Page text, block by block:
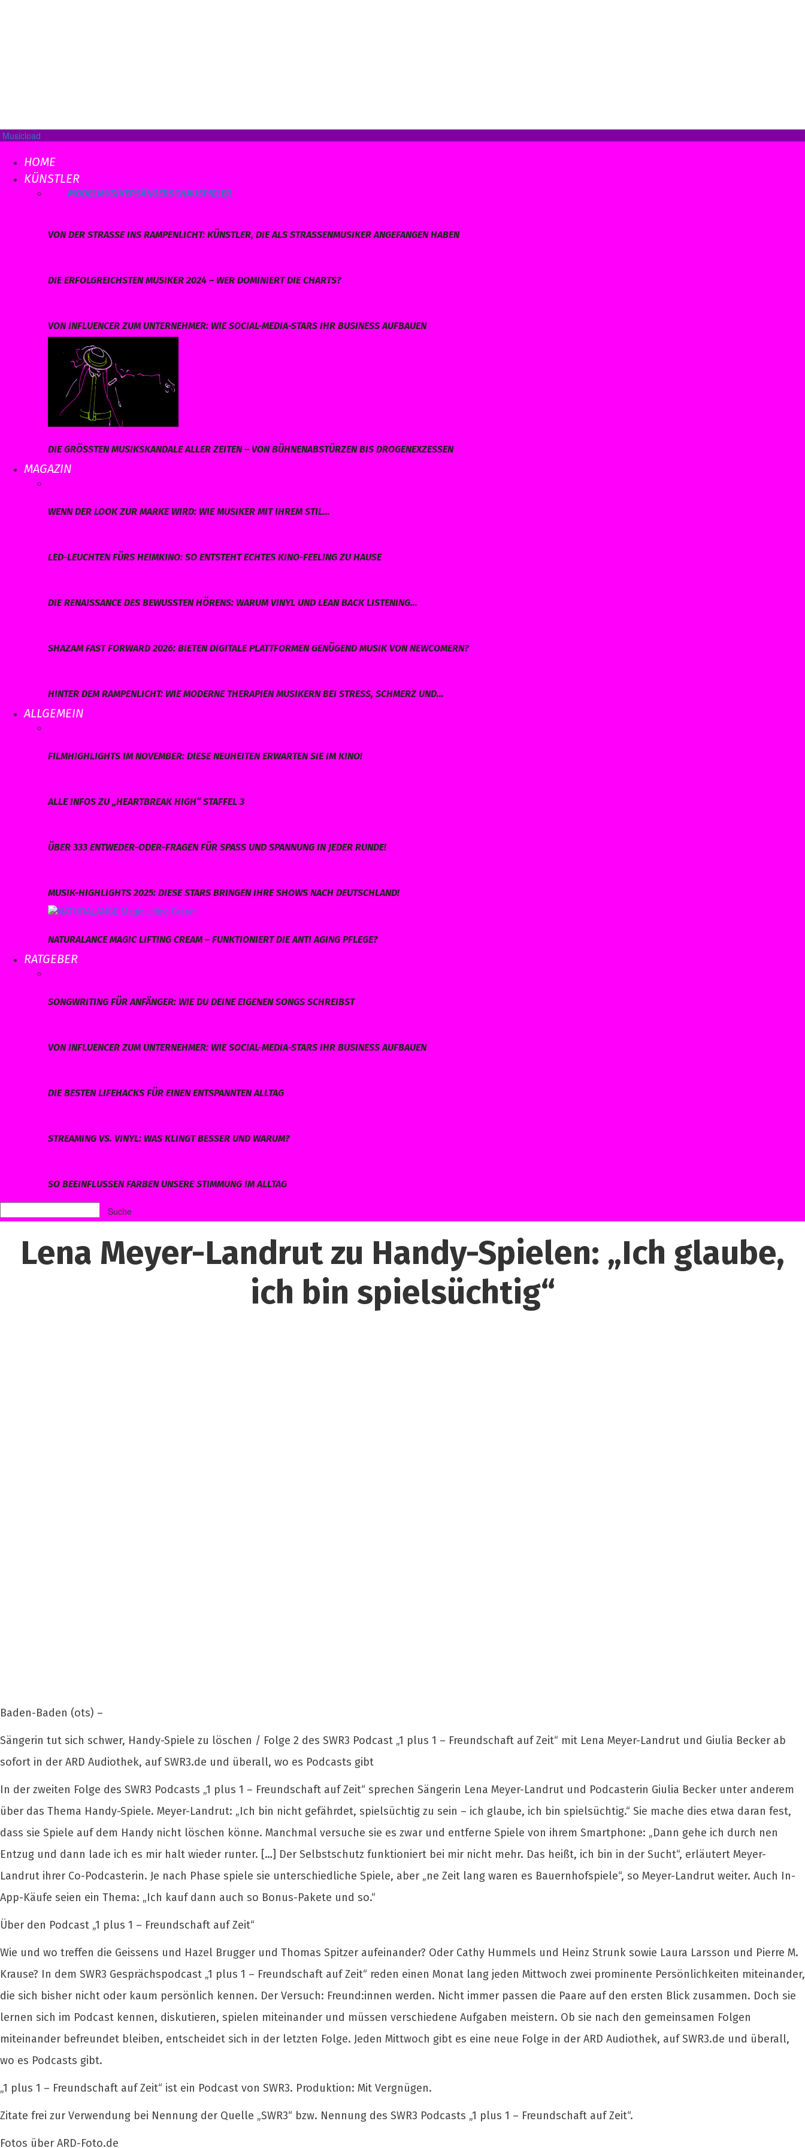
Musicload
HOME
KÜNSTLER
MODELMUSIKERSÄNGERSCHAUSPIELER
VON DER STRASSE INS RAMPENLICHT: KÜNSTLER, DIE ALS STRASSENMUSIKER ANGEFANGEN HABEN
DIE ERFOLGREICHSTEN MUSIKER 2024 – WER DOMINIERT DIE CHARTS?
VON INFLUENCER ZUM UNTERNEHMER: WIE SOCIAL-MEDIA-STARS IHR BUSINESS AUFBAUEN
DIE GRÖSSTEN MUSIKSKANDALE ALLER ZEITEN – VON BÜHNENABSTÜRZEN BIS DROGENEXZESSEN
MAGAZIN
WENN DER LOOK ZUR MARKE WIRD: WIE MUSIKER MIT IHREM STIL…
LED-LEUCHTEN FÜRS HEIMKINO: SO ENTSTEHT ECHTES KINO-FEELING ZU HAUSE
DIE RENAISSANCE DES BEWUSSTEN HÖRENS: WARUM VINYL UND LEAN BACK LISTENING…
SHAZAM FAST FORWARD 2026: BIETEN DIGITALE PLATTFORMEN GENÜGEND MUSIK VON NEWCOMERN?
HINTER DEM RAMPENLICHT: WIE MODERNE THERAPIEN MUSIKERN BEI STRESS, SCHMERZ UND…
ALLGEMEIN
FILMHIGHLIGHTS IM NOVEMBER: DIESE NEUHEITEN ERWARTEN SIE IM KINO!
ALLE INFOS ZU „HEARTBREAK HIGH“ STAFFEL 3
ÜBER 333 ENTWEDER-ODER-FRAGEN FÜR SPASS UND SPANNUNG IN JEDER RUNDE!
MUSIK-HIGHLIGHTS 2025: DIESE STARS BRINGEN IHRE SHOWS NACH DEUTSCHLAND!
NATURALANCE MAGIC LIFTING CREAM – FUNKTIONIERT DIE ANTI AGING PFLEGE?
RATGEBER
SONGWRITING FÜR ANFÄNGER: WIE DU DEINE EIGENEN SONGS SCHREIBST
VON INFLUENCER ZUM UNTERNEHMER: WIE SOCIAL-MEDIA-STARS IHR BUSINESS AUFBAUEN
DIE BESTEN LIFEHACKS FÜR EINEN ENTSPANNTEN ALLTAG
STREAMING VS. VINYL: WAS KLINGT BESSER UND WARUM?
SO BEEINFLUSSEN FARBEN UNSERE STIMMUNG IM ALLTAG
Lena Meyer-Landrut zu Handy-Spielen: „Ich glaube,
ich bin spielsüchtig“
Baden-Baden (ots) –
Sängerin tut sich schwer, Handy-Spiele zu löschen / Folge 2 des SWR3 Podcast „1 plus 1 – Freundschaft auf Zeit“ mit Lena Meyer-Landrut und Giulia Becker ab
sofort in der ARD Audiothek, auf SWR3.de und überall, wo es Podcasts gibt
In der zweiten Folge des SWR3 Podcasts „1 plus 1 – Freundschaft auf Zeit“ sprechen Sängerin Lena Meyer-Landrut und Podcasterin Giulia Becker unter anderem
über das Thema Handy-Spiele. Meyer-Landrut: „Ich bin nicht gefährdet, spielsüchtig zu sein – ich glaube, ich bin spielsüchtig.“ Sie mache dies etwa daran fest,
dass sie Spiele auf dem Handy nicht löschen könne. Manchmal versuche sie es zwar und entferne Spiele von ihrem Smartphone: „Dann gehe ich durch nen
Entzug und dann lade ich es mir halt wieder runter. […] Der Selbstschutz funktioniert bei mir nicht mehr. Das heißt, ich bin in der Sucht“, erläutert Meyer-
Landrut ihrer Co-Podcasterin. Je nach Phase spiele sie unterschiedliche Spiele, aber „ne Zeit lang waren es Bauernhofspiele“, so Meyer-Landrut weiter. Auch In-
App-Käufe seien ein Thema: „Ich kauf dann auch so Bonus-Pakete und so.“
Über den Podcast „1 plus 1 – Freundschaft auf Zeit“
Wie und wo treffen die Geissens und Hazel Brugger und Thomas Spitzer aufeinander? Oder Cathy Hummels und Heinz Strunk sowie Laura Larsson und Pierre M.
Krause? In dem SWR3 Gesprächspodcast „1 plus 1 – Freundschaft auf Zeit“ reden einen Monat lang jeden Mittwoch zwei prominente Persönlichkeiten miteinander,
die sich bisher nicht oder kaum persönlich kennen. Der Versuch: Freund:innen werden. Nicht immer passen die Paare auf den ersten Blick zusammen. Doch sie
lernen sich im Podcast kennen, diskutieren, spielen miteinander und müssen verschiedene Aufgaben meistern. Ob sie nach den gemeinsamen Folgen
miteinander befreundet bleiben, entscheidet sich in der letzten Folge. Jeden Mittwoch gibt es eine neue Folge in der ARD Audiothek, auf SWR3.de und überall,
wo es Podcasts gibt.
„1 plus 1 – Freundschaft auf Zeit“ ist ein Podcast von SWR3. Produktion: Mit Vergnügen.
Zitate frei zur Verwendung bei Nennung der Quelle „SWR3“ bzw. Nennung des SWR3 Podcasts „1 plus 1 – Freundschaft auf Zeit“.
Fotos über ARD-Foto.de